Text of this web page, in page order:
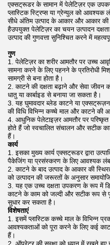
एक्सट्रूडर के सामान में पेलेटिज़र एक
प्लास्टिक स्ट्रिप्स या ग्रेन्युल को आवश्यक
सीधे अंतिम उत्पाद के आकार और आकार की
हैउपयुक्त पेलेटिज़र का चयन उत्पादन
उत्पाद की गुणवत्ता सुनिश्चित करने में
गुण
पेलेटिज़र का शरीर आमतौर पर उच्च
सामना करने के लिए पहनने के प्रतिरोधी
सामग्री से बना होता है।
काटने की दक्षता बढ़ाने और सेवा जीवन
धातु या कार्बाइड से बनाया जा सकता है।
यह घुमावदार ब्लेड काटने या
की विधि विभिन्न कच्चे माल और काटने
आधुनिक पेलेटाइज़र आमतौर पर
होते हैं जो स्वचालित संचालन और सटीक
हैं।
कार्य
इसका मुख्य कार्य एक्सट्रूडर द्वारा
पैकेजिंग या प्रसंस्करण के लिए आवश्यक
काटने के बाद उत्पाद के आकार की
को उत्पादन की जरूरतों के अनुसार
यह एक उच्च दक्षता उपकरण के रूप में
काटने के काम को जल्दी और सटीक रूप से
सुधार कर सकता है।
विशेषताएं
इसमें प्लास्टिक कच्चे माल के विभिन्न
आवश्यकताओं को पूरा करने के लिए कई
हैं।